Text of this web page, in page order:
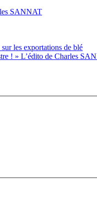
SANNAT
les exportations de blé
! » L’édito de Charles